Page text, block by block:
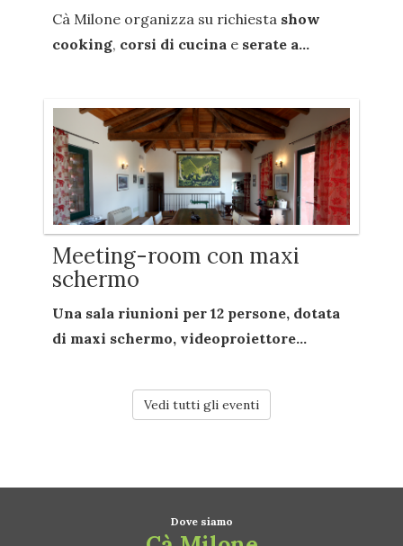
Cà Milone organizza su richiesta show
cooking, corsi di cucina e serate a...
Meeting-room con maxi
schermo
Una sala riunioni per 12 persone, dotata
di maxi schermo, videoproiettore...
Vedi tutti gli eventi
Dove siamo